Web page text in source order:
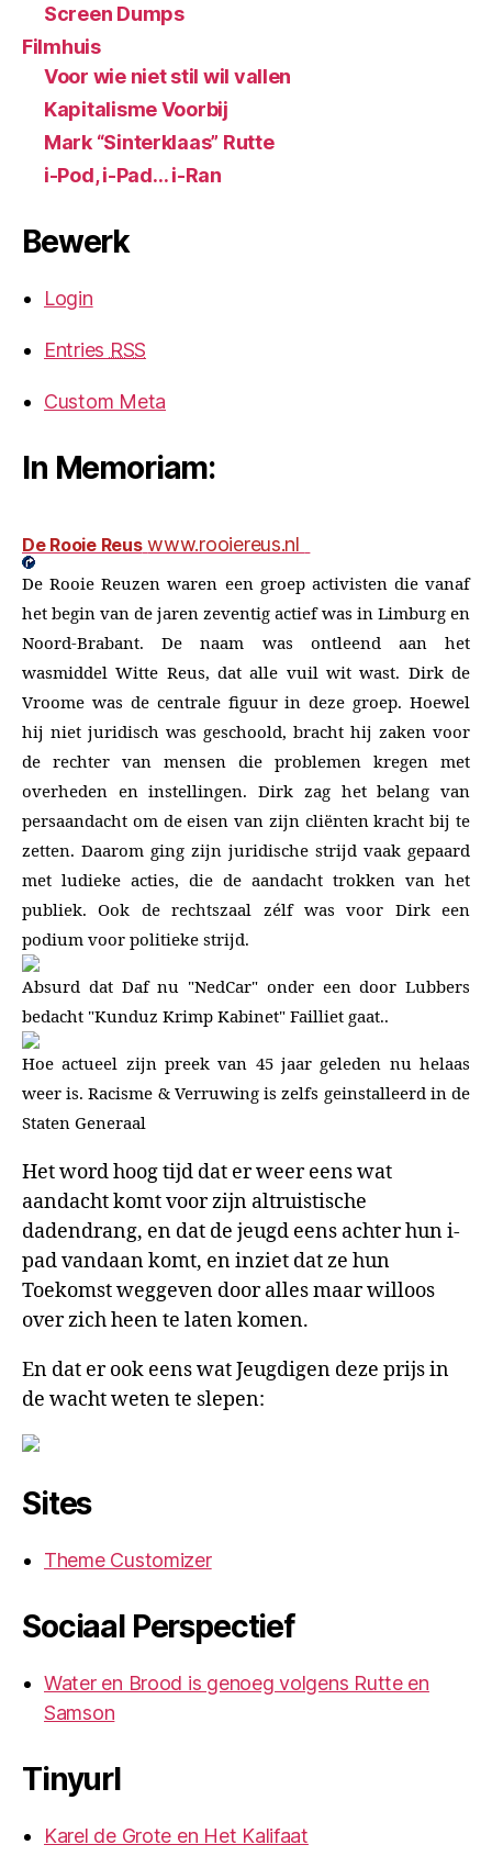
Screen Dumps
Filmhuis
Voor wie niet stil wil vallen
Kapitalisme Voorbij
Mark “Sinterklaas” Rutte
i-Pod, i-Pad… i-Ran
Bewerk
Login
Entries RSS
Custom Meta
In Memoriam:
De Rooie Reus www.rooiereus.nl
De Rooie Reuzen waren een groep activisten die vanaf
het begin van de jaren zeventig actief was in Limburg en
Noord-Brabant. De naam was ontleend aan het
wasmiddel Witte Reus, dat alle vuil wit wast. Dirk de
Vroome was de centrale figuur in deze groep. Hoewel
hij niet juridisch was geschoold, bracht hij zaken voor
de rechter van mensen die problemen kregen met
overheden en instellingen. Dirk zag het belang van
persaandacht om de eisen van zijn cliënten kracht bij te
zetten. Daarom ging zijn juridische strijd vaak gepaard
met ludieke acties, die de aandacht trokken van het
publiek. Ook de rechtszaal zélf was voor Dirk een
podium voor politieke strijd.
Absurd dat Daf nu "NedCar" onder een door Lubbers
bedacht "Kunduz Krimp Kabinet" Failliet gaat..
Hoe actueel zijn preek van 45 jaar geleden nu helaas
weer is. Racisme & Verruwing is zelfs geinstalleerd in de
Staten Generaal
Het word hoog tijd dat er weer eens wat
aandacht komt voor zijn altruistische
dadendrang, en dat de jeugd eens achter hun i-
pad vandaan komt, en inziet dat ze hun
Toekomst weggeven door alles maar willoos
over zich heen te laten komen.
En dat er ook eens wat Jeugdigen deze prijs in
de wacht weten te slepen:
Sites
Theme Customizer
Sociaal Perspectief
Water en Brood is genoeg volgens Rutte en
Samson
Tinyurl
Karel de Grote en Het Kalifaat